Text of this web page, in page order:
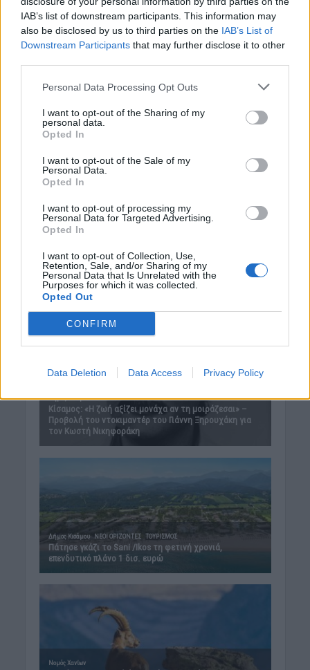
IAB’s list of downstream participants. This information may
also be disclosed by us to third parties on the IAB’s List of
Downstream Participants that may further disclose it to other
Personal Data Processing Opt Outs
I want to opt-out of the Sharing of my
personal data.
Opted In
I want to opt-out of the Sale of my
Personal Data.
Opted In
I want to opt-out of processing my
Personal Data for Targeted Advertising.
Opted In
I want to opt-out of Collection, Use,
Retention, Sale, and/or Sharing of my
Personal Data that Is Unrelated with the
Purposes for which it was collected.
Opted Out
CONFIRM
Data Deletion Data Access Privacy Policy
5 Αυγούστου 2026 13:18
Δημοφιλή αυτή την εβδομάδα